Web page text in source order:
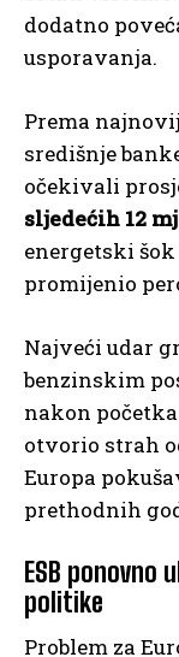
dodatno
usporavanja.
Prema
središnje
očekivali
sljedećih 12
energetski
promijenio
Najveći udar
benzinskim
nakon
otvorio strah
Europa
prethodnih
ESB ponovno
politike
Problem za